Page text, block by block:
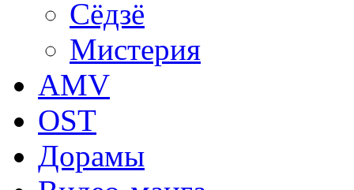
Сёдзё
Мистерия
AMV
OST
Дорамы